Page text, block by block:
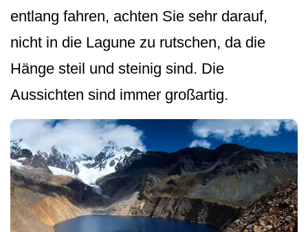
entlang fahren, achten Sie sehr darauf,
nicht in die Lagune zu rutschen, da die
Hänge steil und steinig sind. Die
Aussichten sind immer großartig.